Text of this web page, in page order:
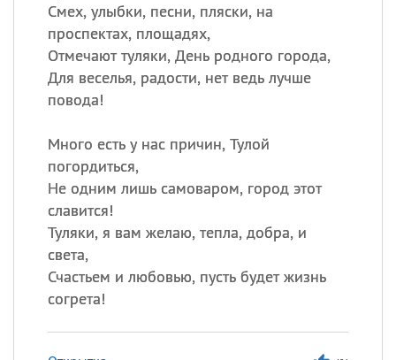
Смех, улыбки, песни, пляски, на
проспектах, площадях,
Отмечают туляки, День родного города,
Для веселья, радости, нет ведь лучше
повода!
Много есть у нас причин, Тулой
погордиться,
Не одним лишь самоваром, город этот
славится!
Туляки, я вам желаю, тепла, добра, и
света,
Счастьем и любовью, пусть будет жизнь
согрета!